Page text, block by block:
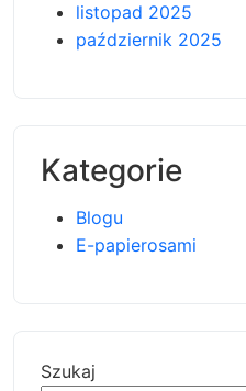
listopad 2025
październik 2025
Kategorie
Blogu
E-papierosami
Szukaj